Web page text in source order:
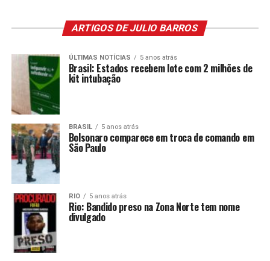
ARTIGOS DE JULIO BARROS
ÚLTIMAS NOTÍCIAS 5 anos atrás
Brasil: Estados recebem lote com 2 milhões de
kit intubação
BRASIL 5 anos atrás
Bolsonaro comparece em troca de comando em
São Paulo
RIO 5 anos atrás
Rio: Bandido preso na Zona Norte tem nome
divulgado